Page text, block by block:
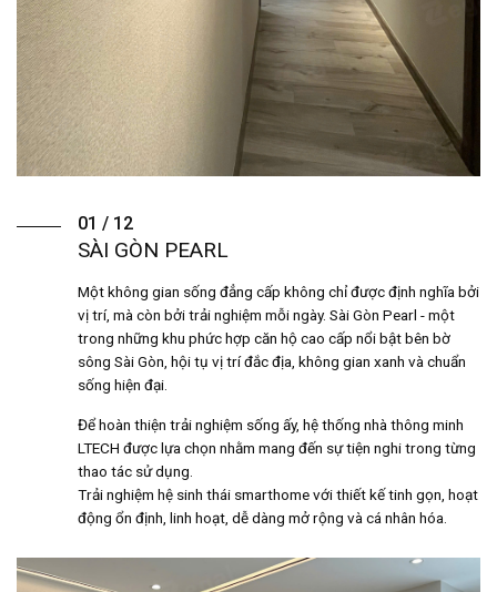
01 / 12
SÀI GÒN PEARL
Một không gian sống đẳng cấp không chỉ được định nghĩa bởi
vị trí, mà còn bởi trải nghiệm mỗi ngày. Sài Gòn Pearl - một
trong những khu phức hợp căn hộ cao cấp nổi bật bên bờ
sông Sài Gòn, hội tụ vị trí đắc địa, không gian xanh và chuẩn
sống hiện đại.
Để hoàn thiện trải nghiệm sống ấy, hệ thống nhà thông minh
LTECH được lựa chọn nhằm mang đến sự tiện nghi trong từng
thao tác sử dụng.
Trải nghiệm hệ sinh thái smarthome với thiết kế tinh gọn, hoạt
động ổn định, linh hoạt, dễ dàng mở rộng và cá nhân hóa.